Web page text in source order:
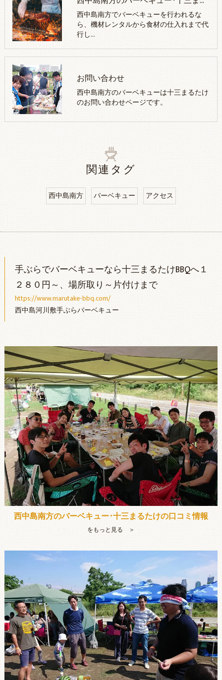
西中島南方でバーベキューを行われるな
ら、機材レンタルから食材の仕入れまで代
行し…
お問い合わせ
西中島南方のバーベキューは十三まるたけ
のお問い合わせページです。
関連タグ
西中島南方 バーベキュー アクセス
手ぶらでバーベキューなら十三まるたけBBQへ１
２８０円～、場所取り～片付けまで
https://www.marutake-bbq.com/
西中島河川敷手ぶらバーベキュー
西中島南方のバーベキュー･十三まるたけの口コミ情報
をもっと見る ＞